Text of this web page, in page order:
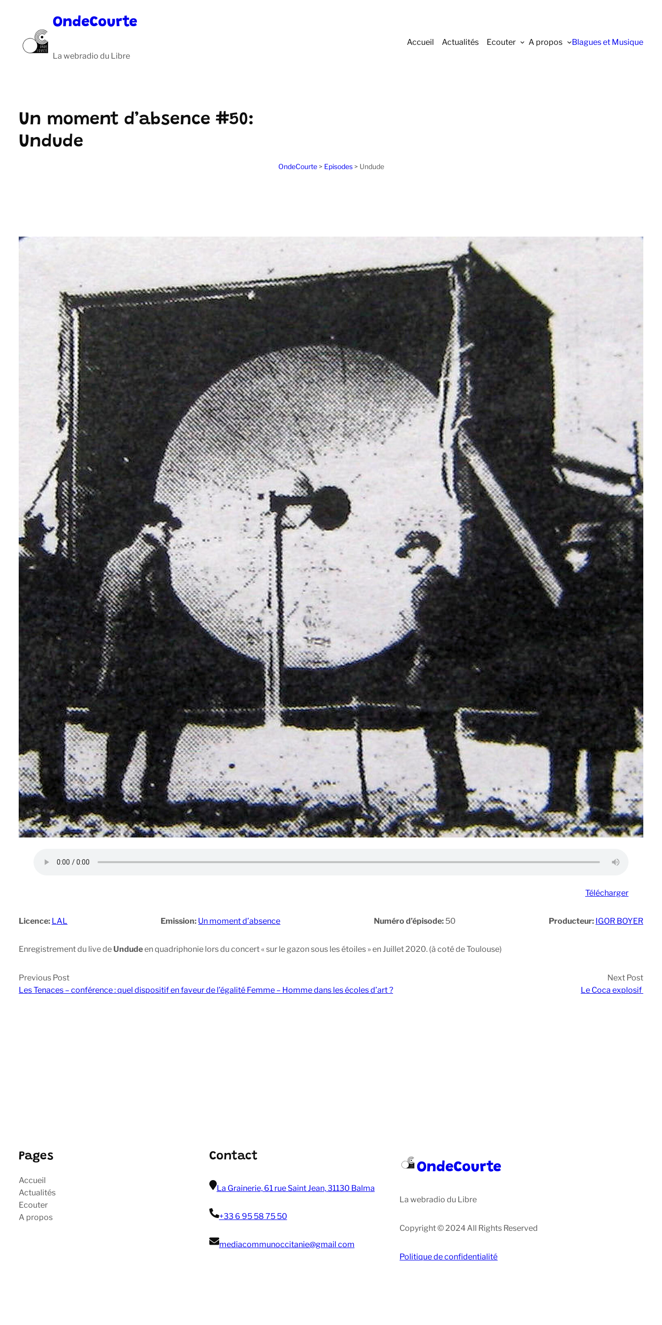
OndeCourte
La webradio du Libre
Accueil Actualités Ecouter A propos Blagues et Musique
Un moment d’absence #50:
Undude
OndeCourte> Episodes> Undude
Télécharger
Licence: LAL Emission: Un moment d’absence Numéro d’épisode: 50 Producteur: IGOR BOYER
Enregistrement du live de Undudeen quadriphonie lors du concert « sur le gazon sous les étoiles » en Juillet 2020. (à coté de Toulouse)
Previous Post
Les Tenaces – conférence : quel dispositif en faveur de l’égalité Femme – Homme dans les écoles d’art ?
Next Post
Le Coca explosif
Pages
Accueil
Actualités
Ecouter
A propos
Contact
La Grainerie, 61 rue Saint Jean, 31130 Balma
+33 6 95 58 75 50
mediacommunoccitanie@gmail com
OndeCourte
La webradio du Libre
Copyright © 2024 All Rights Reserved
Politique de confidentialité